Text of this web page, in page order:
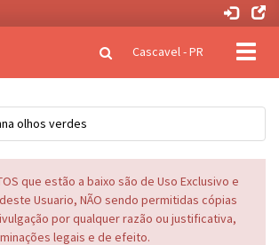
Clique
Cascavel - PR
olhos verdes
que estão a baixo são de Uso Exclusivo e
Usuario, NÃO sendo permitidas cópias
por qualquer razão ou justificativa,
legais e de efeito.